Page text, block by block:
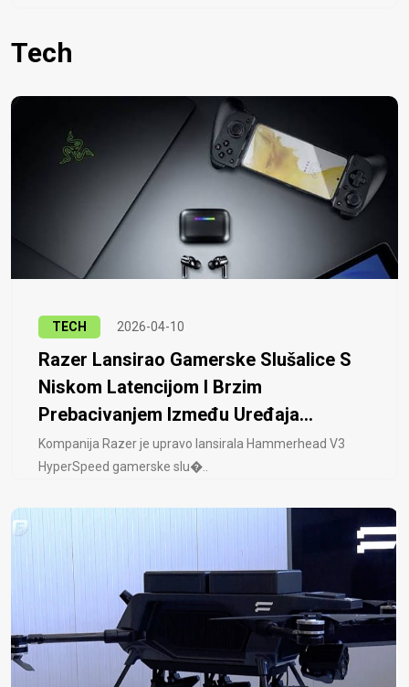
Tech
TECH 2026-04-10
Razer Lansirao Gamerske Slušalice S
Niskom Latencijom I Brzim
Prebacivanjem Između Uređaja...
Kompanija Razer je upravo lansirala Hammerhead V3
HyperSpeed ​​gamerske slu�..